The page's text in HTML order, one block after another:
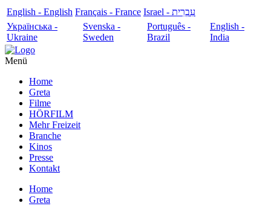
English - English Français - France
עִבְרִית - Israel
Українська -
Ukraine
Svenska -
Sweden
Português -
Brazil
English -
India
Menü
Home
Greta
Filme
HÖRFILM
Mehr Freizeit
Branche
Kinos
Presse
Kontakt
Home
Greta